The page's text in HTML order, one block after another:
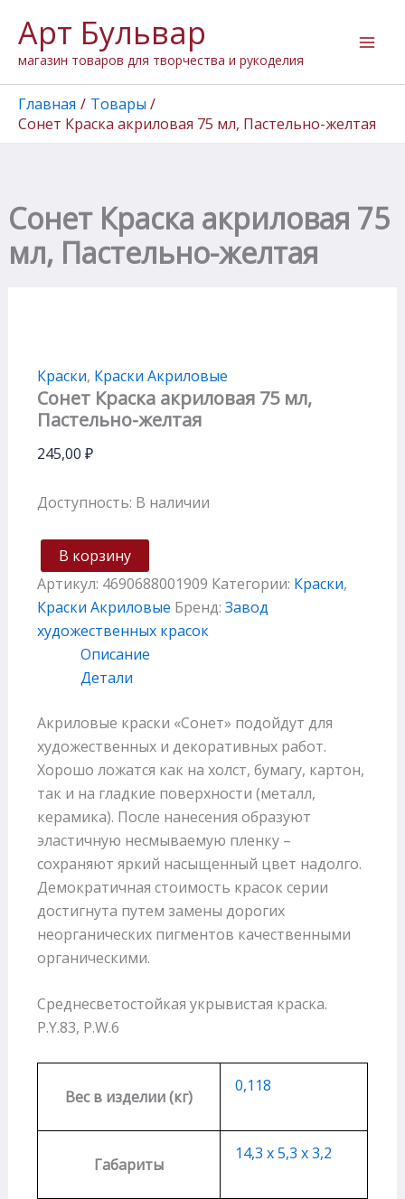
содержимому
Арт Бульвар
магазин товаров для творчества и рукоделия
Главная
Товары
Сонет Краска акриловая 75 мл, Пастельно-желтая
Сонет Краска акриловая 75
мл, Пастельно-желтая
Краски, Краски Акриловые
Сонет Краска акриловая 75 мл,
Пастельно-желтая
245,00 ₽
Доступность: В наличии
товара
Сонет
Краска
акриловая
75
Пастельно-
В корзину
Артикул: 4690688001909 Категории: Краски,
Краски Акриловые Бренд: Завод
художественных красок
Описание
Детали
Акриловые краски «Сонет» подойдут для
художественных и декоративных работ.
Хорошо ложатся как на холст, бумагу, картон,
так и на гладкие поверхности (металл,
керамика). После нанесения образуют
эластичную несмываемую пленку –
сохраняют яркий насыщенный цвет надолго.
Демократичная стоимость красок серии
достигнута путем замены дорогих
неорганических пигментов качественными
органическими.
Среднесветостойкая укрывистая краска.
P.Y.83, P.W.6
Вес в изделии (кг)
0,118
Габариты
14,3 х 5,3 х 3,2